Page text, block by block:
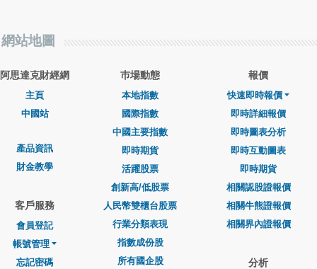
網站地圖
阿思達克財經網
主頁
中國站
產品資訊
財金教學
客戶服務
會員登記
帳號管理
忘記密碼
巿場動態
本地指數
國際指數
中國主要指數
即時期貨
活躍股票
創新高/低股票
人民幣雙櫃台股票
行業分類表現
指數成份股
所有國企股
報價
快速即時報價
即時詳細報價
即時圖表分析
即時互動圖表
即時期貨
相關認股證報價
相關牛熊證報價
相關界內證報價
分析